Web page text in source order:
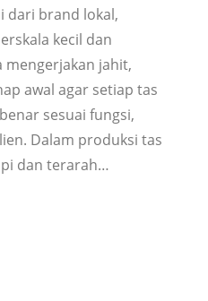
dari brand lokal,
kecil dan
mengerjakan jahit,
awal agar setiap tas
sesuai fungsi,
Dalam produksi tas
dan terarah…